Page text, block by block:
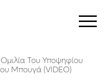
Του Υποψηφίου
Μπουγά (VIDEO)